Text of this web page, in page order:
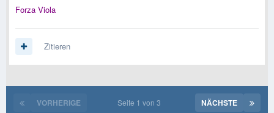
Forza Viola
Zitieren
VORHERIGE NÄCHSTE
Seite 1 von 3